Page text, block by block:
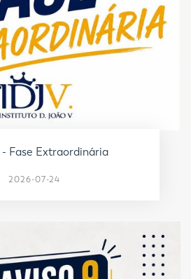
- Fase Extraordinária
2026-07-24